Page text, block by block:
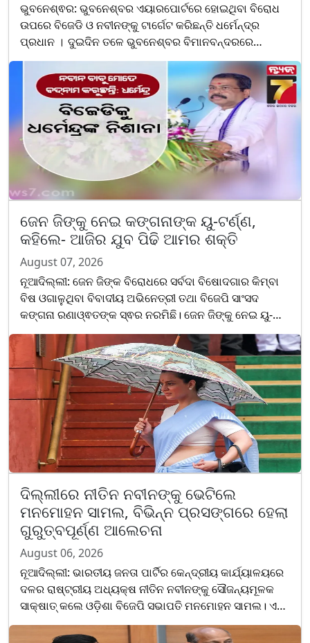
ଭୁବନେଶ୍ଵର: ଭୁବନେଶ୍ବର ଏୟାରପୋର୍ଟରେ ହୋଇଥିବା ବିରୋଧ
ଉପରେ ବିଜେଡି ଓ ନବୀନଙ୍କୁ ଟାର୍ଗେଟ କରିଛନ୍ତି ଧର୍ମେନ୍ଦ୍ର
ପ୍ରଧାନ । ଦୁଇଦିନ ତଳେ ଭୁବନେଶ୍ବର ବିମାନବନ୍ଦରରେ
ଧର୍ମେନ୍ଦ୍ରଙ୍କୁ ବିରୋଧ କରାଯାଇ ଗୋ-ବ୍ୟାକ ନାରା ଦିଆଯାଇଥିଲା
। ଆଉ ଆ......
ଜେନ ଜିଙ୍କୁ ନେଇ କଙ୍ଗନାଙ୍କ ୟୁ-ଟର୍ଣ୍ଣ,
କହିଲେ- ଆଜିର ଯୁବ ପିଢି ଆମର ଶକ୍ତି
August 07, 2026
ନୂଆଦିଲ୍ଲୀ: ଜେନ ଜିଙ୍କ ବିରୋଧରେ ସର୍ବଦା ବିଷୋଦଗାର କିମ୍ବା
ବିଷ ଓଗାଳୁଥିବା ବିବାଦୀୟ ଅଭିନେତ୍ରୀ ତଥା ବିଜେପି ସାଂସଦ
କଙ୍ଗନା ରଣାଓ୍ଵତଙ୍କ ସ୍ଵର ନରମିଛି। ଜେନ ଜିଙ୍କୁ ନେଇ ୟୁ-
ଟର୍ଣ୍ଣ ମାରିଛନ୍ତି କଙ୍ଗନା। ପ୍ରଥମେ ଜେନ ଜିଙ୍କୁ ନାଳ ପ......
ଦିଲ୍ଲୀରେ ନୀତିନ ନବୀନଙ୍କୁ ଭେଟିଲେ
ମନମୋହନ ସାମଲ, ବିଭିନ୍ନ ପ୍ରସଙ୍ଗରେ ହେଲା
ଗୁରୁତ୍ବପୂର୍ଣ୍ଣ ଆଲେଚନା
August 06, 2026
ନୂଆଦିଲ୍ଲୀ: ଭାରତୀୟ ଜନତା ପାର୍ଟିର କେନ୍ଦ୍ରୀୟ କାର୍ଯ୍ୟାଳୟରେ
ଦଳର ରାଷ୍ଟ୍ରୀୟ ଅଧ୍ୟକ୍ଷ ନୀତିନ ନବୀନଙ୍କୁ ସୌଜନ୍ୟମୂଳକ
ସାକ୍ଷାତ୍ କଲେ ଓଡ଼ିଶା ବିଜେପି ସଭାପତି ମନମୋହନ ସାମଲ। ଏହି
ଅବସରରେ ବିଭିନ୍ନ ସାଙ୍ଗଠନିକ ଏବଂ ସମସାମୟିକ ପ୍ରସଙ୍ଗ......